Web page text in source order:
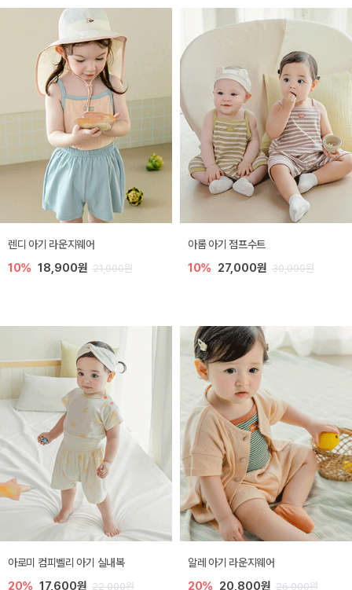
렌디 아기 라운지웨어
10% 18,900원 21,000원
아롬 아기 점프수트
10% 27,000원 30,000원
아로미 컴피벨리 아기 실내복
20% 17,600원 22,000원
알레 아기 라운지웨어
20% 20,800원 26,000원